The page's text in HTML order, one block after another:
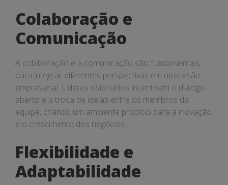
Colaboração e
Comunicação
A colaboração e a comunicação são fundamentais
para integrar diferentes perspectivas em uma visão
empresarial. Líderes visionários incentivam o diálogo
aberto e a troca de ideias entre os membros da
equipe, criando um ambiente propício para a inovação
e o crescimento dos negócios.
Flexibilidade e
Adaptabilidade